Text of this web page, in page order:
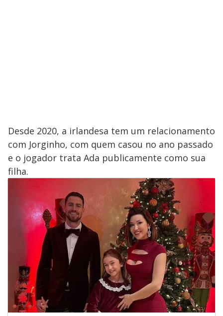
o
Desde 2020, a irlandesa tem um relacionamento
com Jorginho, com quem casou no ano passado
e o jogador trata Ada publicamente como sua
filha.